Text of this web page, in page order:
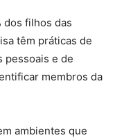
dos filhos das
têm práticas de
pessoais e de
membros da
ambientes que